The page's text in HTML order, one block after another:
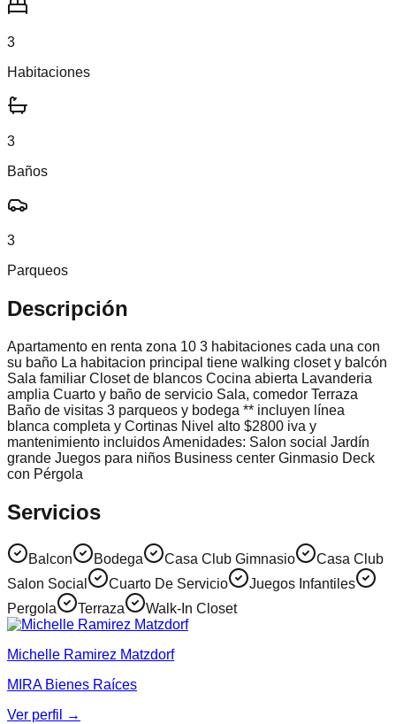
3
Habitaciones
3
Baños
3
Parqueos
Descripción
Apartamento en renta zona 10 3 habitaciones cada una con
su baño La habitacion principal tiene walking closet y balcón
Sala familiar Closet de blancos Cocina abierta Lavanderia
amplia Cuarto y baño de servicio Sala, comedor Terraza
Baño de visitas 3 parqueos y bodega ** incluyen línea
blanca completa y Cortinas Nivel alto $2800 iva y
mantenimiento incluidos Amenidades: Salon social Jardín
grande Juegos para niños Business center Ginmasio Deck
con Pérgola
Servicios
Balcon Bodega Casa Club Gimnasio
Casa Club
Salon Social
Cuarto De Servicio
Juegos Infantiles
Pergola
Terraza Walk-In Closet
Michelle Ramirez Matzdorf
MIRA Bienes Raíces
Ver perfil →